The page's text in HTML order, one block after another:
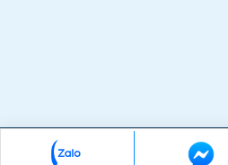
Copyright © 2026 zumi.com.vn -